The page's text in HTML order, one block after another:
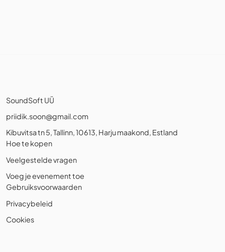
SoundSoft UÜ
priidik.soon@gmail.com
Kibuvitsa tn 5, Tallinn, 10613, Harju maakond, Estland
Hoe te kopen
Veelgestelde vragen
Voeg je evenement toe
Gebruiksvoorwaarden
Privacybeleid
Cookies